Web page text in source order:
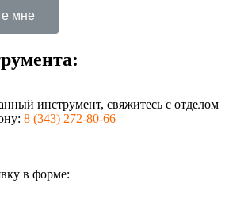
мне
инструмент, свяжитесь с отделом
8 (343) 272-80-66
в форме: